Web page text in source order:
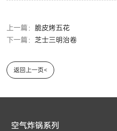
上一篇： 脆皮烤五花
下一篇： 芝士三明治卷
返回上一页<
空气炸锅系列